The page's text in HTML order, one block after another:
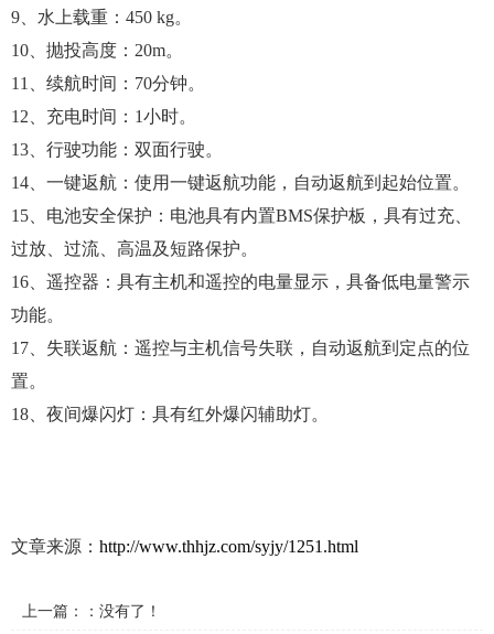
9、水上载重：450 kg。
10、抛投高度：20m。
11、续航时间：70分钟。
12、充电时间：1小时。
13、行驶功能：双面行驶。
14、一键返航：使用一键返航功能，自动返航到起始位置。
15、电池安全保护：电池具有内置BMS保护板，具有过充、
过放、过流、高温及短路保护。
16、遥控器：具有主机和遥控的电量显示，具备低电量警示
功能。
17、失联返航：遥控与主机信号失联，自动返航到定点的位
置。
18、夜间爆闪灯：具有红外爆闪辅助灯。
文章来源： http://www.thhjz.com/syjy/1251.html
上一篇：：没有了！